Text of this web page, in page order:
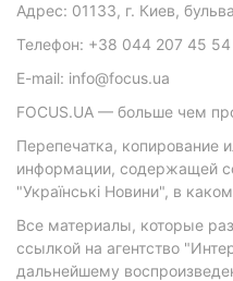
Адрес: 01133, г. Киев,
Телефон: +38 044 207 45 54
E-mail: info@focus.ua
FOCUS.UA — больше чем
Перепечатка, копирование
информации, содержащей
"Українські Новини", в
Все материалы, которые
ссылкой на агентство
дальнейшему